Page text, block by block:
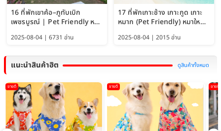
16 ที่พักเขาค้อ–ภูทับเบิก
เพชรบูรณ์ | Pet Friendly หมา
2025-08-04 | 6731 อ่าน
17 ที่พักเกาะช้าง เกาะกูด เกาะ
หมาก (Pet Friendly) หมาใหญ่
2025-08-04 | 2015 อ่าน
แนะนำสินค้าฮิต ดูสินค้าทั้งหมด
ขายดี ขายดี ขายดี